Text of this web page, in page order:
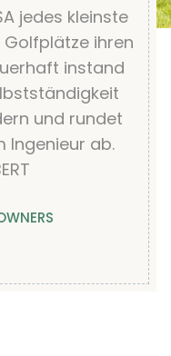
jedes kleinste
ihren
instand
und rundet
Ingenieur ab.